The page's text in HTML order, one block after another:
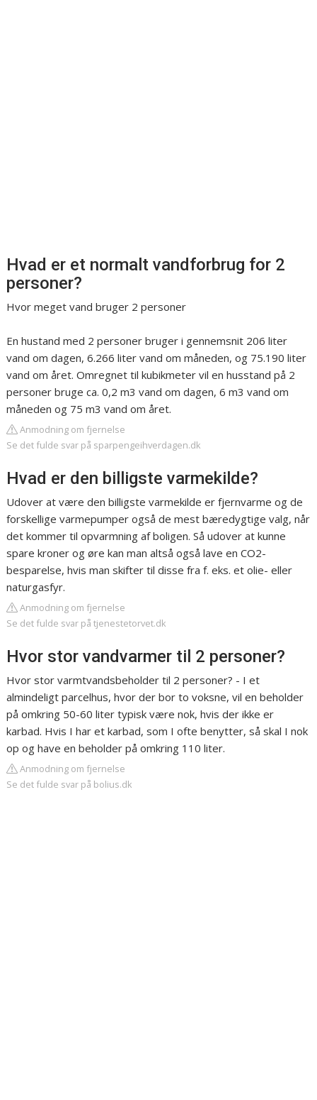
Hvad er et normalt vandforbrug for 2
personer?
Hvor meget vand bruger 2 personer
En hustand med 2 personer bruger i gennemsnit 206 liter
vand om dagen, 6.266 liter vand om måneden, og 75.190 liter
vand om året. Omregnet til kubikmeter vil en husstand på 2
personer bruge ca. 0,2 m3 vand om dagen, 6 m3 vand om
måneden og 75 m3 vand om året.
Anmodning om fjernelse
Se det fulde svar på sparpengeihverdagen.dk
Hvad er den billigste varmekilde?
Udover at være den billigste varmekilde er fjernvarme og de
forskellige varmepumper også de mest bæredygtige valg, når
det kommer til opvarmning af boligen. Så udover at kunne
spare kroner og øre kan man altså også lave en CO2-
besparelse, hvis man skifter til disse fra f. eks. et olie- eller
naturgasfyr.
Anmodning om fjernelse
Se det fulde svar på tjenestetorvet.dk
Hvor stor vandvarmer til 2 personer?
Hvor stor varmtvandsbeholder til 2 personer? - I et
almindeligt parcelhus, hvor der bor to voksne, vil en beholder
på omkring 50-60 liter typisk være nok, hvis der ikke er
karbad. Hvis I har et karbad, som I ofte benytter, så skal I nok
op og have en beholder på omkring 110 liter.
Anmodning om fjernelse
Se det fulde svar på bolius.dk